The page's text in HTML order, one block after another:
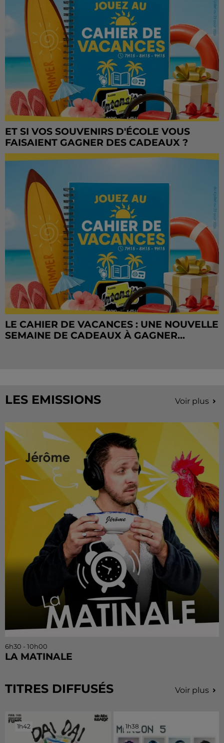
ET SI VOS SOUVENIRS D'ÉCOLE VOUS
FAISAIENT GAGNER DES CADEAUX ?
LE CAHIER DE VACANCES : UNE NOUVELLE
SEMAINE DE CADEAUX À GAGNER...
LES EMISSIONS Voir plus
6h30 - 10h00
LA MATINALE
TITRES DIFFUSÉS Voir plus
1h42
1h42 1h38
1h38